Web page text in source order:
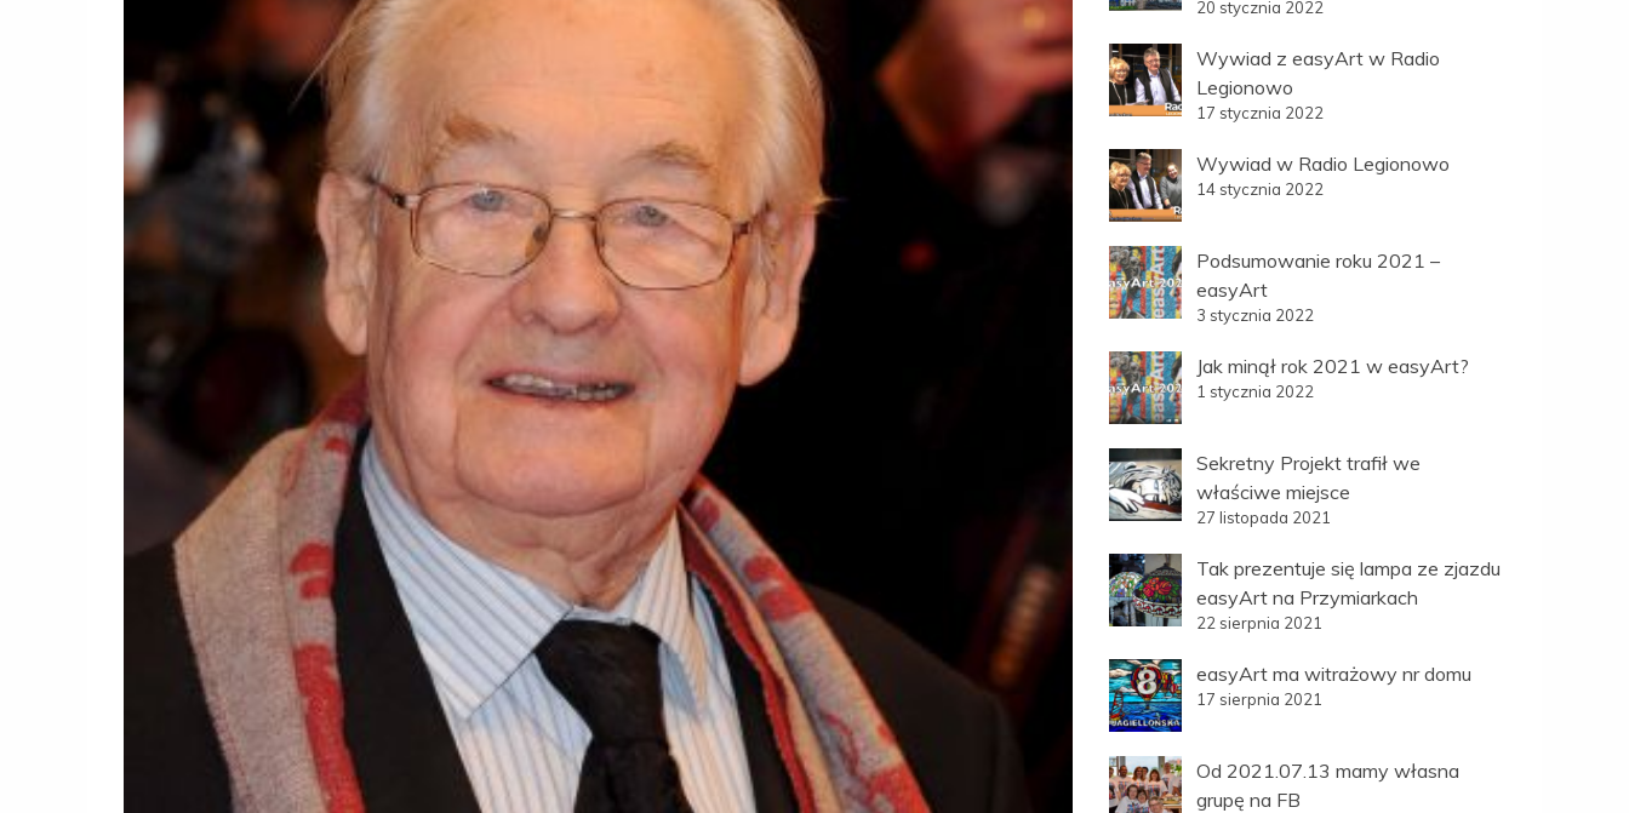
20 stycznia 2022
Wywiad z easyArt w Radio
Legionowo
17 stycznia 2022
Wywiad w Radio Legionowo
14 stycznia 2022
Podsumowanie roku 2021 –
easyArt
3 stycznia 2022
Jak minął rok 2021 w easyArt?
1 stycznia 2022
Sekretny Projekt trafił we
właściwe miejsce
27 listopada 2021
Tak prezentuje się lampa ze zjazdu
easyArt na Przymiarkach
22 sierpnia 2021
easyArt ma witrażowy nr domu
17 sierpnia 2021
Od 2021.07.13 mamy własna
grupę na FB